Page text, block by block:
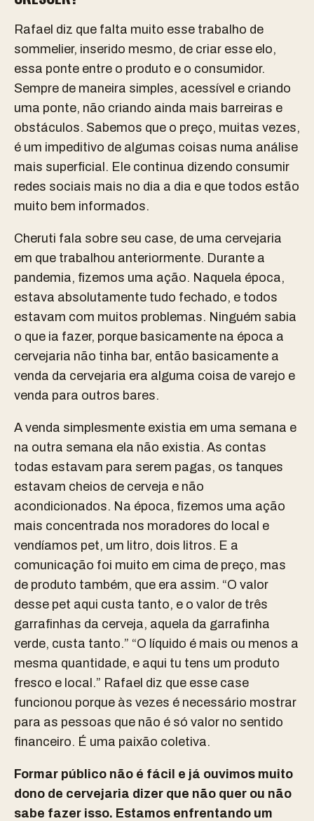
Rafael diz que falta muito esse trabalho de
sommelier, inserido mesmo, de criar esse elo,
essa ponte entre o produto e o consumidor.
Sempre de maneira simples, acessível e criando
uma ponte, não criando ainda mais barreiras e
obstáculos. Sabemos que o preço, muitas vezes,
é um impeditivo de algumas coisas numa análise
mais superficial. Ele continua dizendo consumir
redes sociais mais no dia a dia e que todos estão
muito bem informados.
Cheruti fala sobre seu case, de uma cervejaria
em que trabalhou anteriormente. Durante a
pandemia, fizemos uma ação. Naquela época,
estava absolutamente tudo fechado, e todos
estavam com muitos problemas. Ninguém sabia
o que ia fazer, porque basicamente na época a
cervejaria não tinha bar, então basicamente a
venda da cervejaria era alguma coisa de varejo e
venda para outros bares.
A venda simplesmente existia em uma semana e
na outra semana ela não existia. As contas
todas estavam para serem pagas, os tanques
estavam cheios de cerveja e não
acondicionados. Na época, fizemos uma ação
mais concentrada nos moradores do local e
vendíamos pet, um litro, dois litros. E a
comunicação foi muito em cima de preço, mas
de produto também, que era assim. “O valor
desse pet aqui custa tanto, e o valor de três
garrafinhas da cerveja, aquela da garrafinha
verde, custa tanto.” “O líquido é mais ou menos a
mesma quantidade, e aqui tu tens um produto
fresco e local.” Rafael diz que esse case
funcionou porque às vezes é necessário mostrar
para as pessoas que não é só valor no sentido
financeiro. É uma paixão coletiva.
Formar público não é fácil e já ouvimos muito
dono de cervejaria dizer que não quer ou não
sabe fazer isso. Estamos enfrentando um